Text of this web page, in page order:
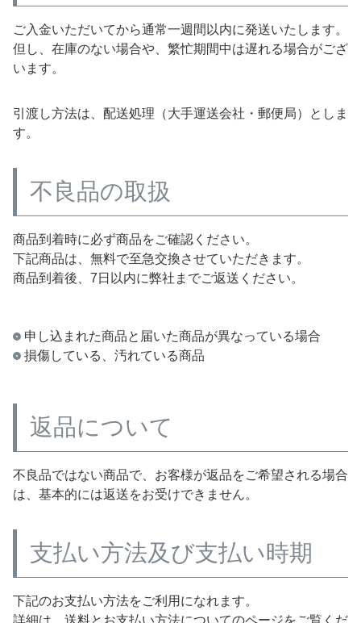
ご入金いただいてから通常一週間以内に発送いたします。
但し、在庫のない場合や、繁忙期間中は遅れる場合がござ
います。
引渡し方法は、配送処理（大手運送会社・郵便局）としま
す。
不良品の取扱
商品到着時に必ず商品をご確認ください。
下記商品は、無料で至急交換させていただきます。
商品到着後、7日以内に弊社までご返送ください。
申し込まれた商品と届いた商品が異なっている場合
損傷している、汚れている商品
返品について
不良品ではない商品で、お客様が返品をご希望される場合
は、基本的には返送をお受けできません。
支払い方法及び支払い時期
下記のお支払い方法をご利用になれます。
詳細は、送料とお支払い方法についてのページをご覧くだ